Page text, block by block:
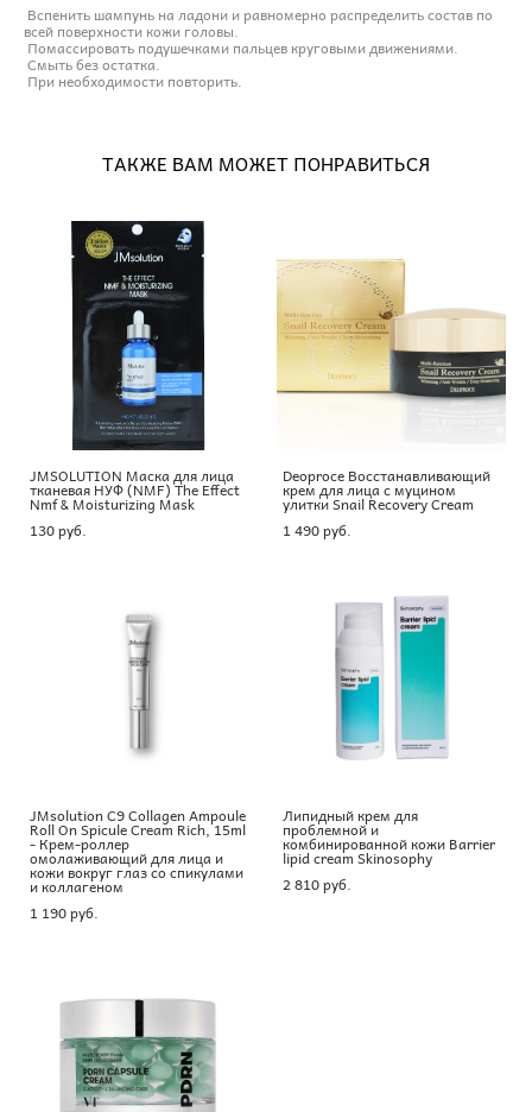
Вспенить шампунь на ладони и равномерно распределить состав по
всей поверхности кожи головы.
Помассировать подушечками пальцев круговыми движениями.
Смыть без остатка.
При необходимости повторить.
ТАКЖЕ ВАМ МОЖЕТ ПОНРАВИТЬСЯ
JMSOLUTION Маска для лица
тканевая НУФ (NMF) The Effect
Nmf & Moisturizing Mask
130 pуб.
Deoproce Восстанавливающий
крем для лица с муцином
улитки Snail Recovery Cream
1 490 pуб.
JMsolution C9 Collagen Ampoule
Roll On Spicule Cream Rich, 15ml
- Крем-роллер
омолаживающий для лица и
кожи вокруг глаз со спикулами
и коллагеном
1 190 pуб.
Липидный крем для
проблемной и
комбинированной кожи Barrier
lipid cream Skinosophy
2 810 pуб.